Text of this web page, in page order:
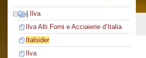
Ilva
Ilva Alti Forni e Acciaierie d’Italia
Italsider
Ilva